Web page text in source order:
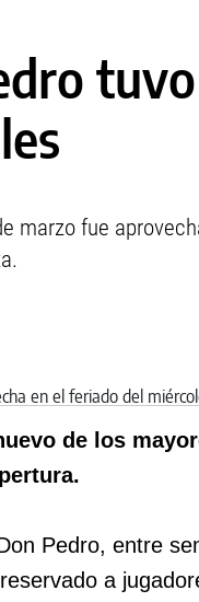
marzo fue
de los
Pedro, entre
a